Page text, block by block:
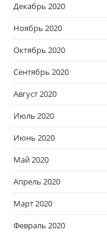
Декабрь 2020
Ноябрь 2020
Октябрь 2020
Сентябрь 2020
Август 2020
Июль 2020
Июнь 2020
Май 2020
Апрель 2020
Март 2020
Февраль 2020